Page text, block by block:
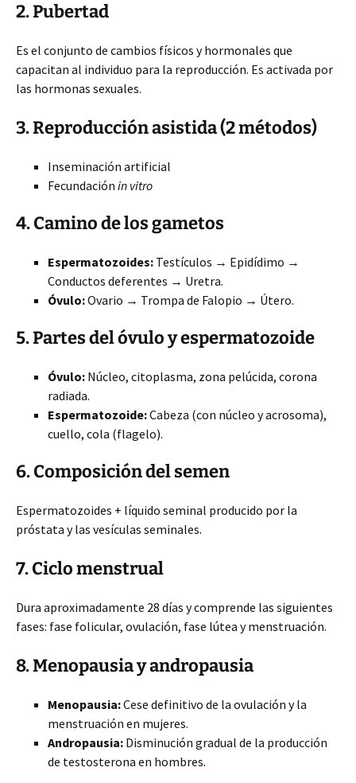
2. Pubertad
Es el conjunto de cambios físicos y hormonales que
capacitan al individuo para la reproducción. Es activada por
las hormonas sexuales.
3. Reproducción asistida (2 métodos)
Inseminación artificial
Fecundación in vitro
4. Camino de los gametos
Espermatozoides: Testículos → Epidídimo →
Conductos deferentes → Uretra.
Óvulo:Ovario → Trompa de Falopio → Útero.
5. Partes del óvulo y espermatozoide
Óvulo: Núcleo, citoplasma, zona pelúcida, corona
radiada.
Espermatozoide:Cabeza (con núcleo y acrosoma),
cuello, cola (flagelo).
6. Composición del semen
Espermatozoides + líquido seminal producido por la
próstata y las vesículas seminales.
7. Ciclo menstrual
Dura aproximadamente 28 días y comprende las siguientes
fases: fase folicular, ovulación, fase lútea y menstruación.
8. Menopausia y andropausia
Menopausia:Cese definitivo de la ovulación y la
menstruación en mujeres.
Andropausia: Disminución gradual de la producción
de testosterona en hombres.